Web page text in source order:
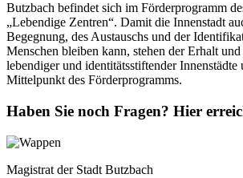
Butzbach befindet sich im Förderprogramm
„Lebendige Zentren“. Damit die Innenstadt
Begegnung, des Austauschs und der
Menschen bleiben kann, stehen der Erhalt
lebendiger und identitätsstiftender Innenstädte
Mittelpunkt des Förderprogramms.
Haben Sie noch Fragen? Hier
Magistrat der Stadt Butzbach